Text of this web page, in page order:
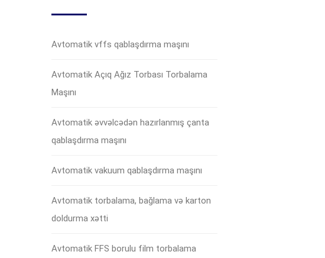
Avtomatik vffs qablaşdırma maşını
Avtomatik Açıq Ağız Torbası Torbalama
Maşını
Avtomatik əvvəlcədən hazırlanmış çanta
qablaşdırma maşını
Avtomatik vakuum qablaşdırma maşını
Avtomatik torbalama, bağlama və karton
doldurma xətti
Avtomatik FFS borulu film torbalama